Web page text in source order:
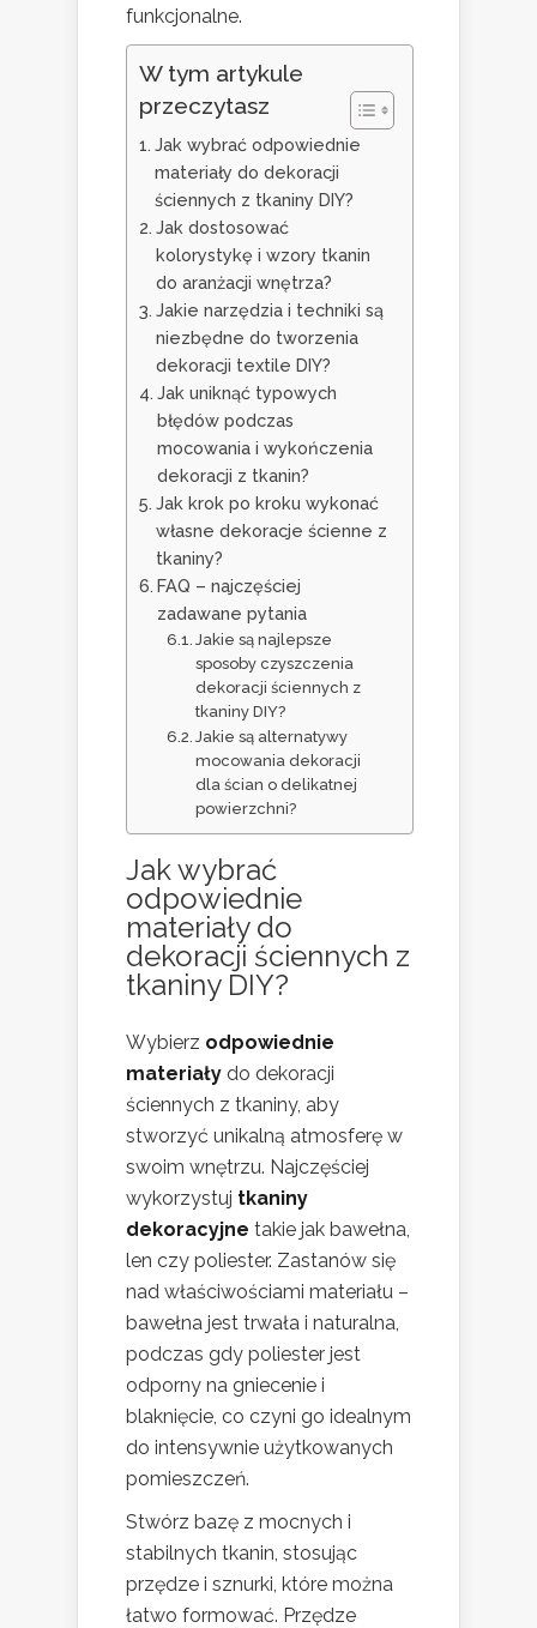
funkcjonalne.
W tym artykule
przeczytasz
Jak wybrać odpowiednie
materiały do dekoracji
ściennych z tkaniny DIY?
Jak dostosować
kolorystykę i wzory tkanin
do aranżacji wnętrza?
Jakie narzędzia i techniki są
niezbędne do tworzenia
dekoracji textile DIY?
Jak uniknąć typowych
błędów podczas
mocowania i wykończenia
dekoracji z tkanin?
Jak krok po kroku wykonać
własne dekoracje ścienne z
tkaniny?
FAQ – najczęściej
zadawane pytania
Jakie są najlepsze
sposoby czyszczenia
dekoracji ściennych z
tkaniny DIY?
Jakie są alternatywy
mocowania dekoracji
dla ścian o delikatnej
powierzchni?
Jak wybrać
odpowiednie
materiały do
dekoracji ściennych z
tkaniny DIY?
Wybierz odpowiednie
materiały do dekoracji
ściennych z tkaniny, aby
stworzyć unikalną atmosferę w
swoim wnętrzu. Najczęściej
wykorzystuj tkaniny
dekoracyjne takie jak bawełna,
len czy poliester. Zastanów się
nad właściwościami materiału –
bawełna jest trwała i naturalna,
podczas gdy poliester jest
odporny na gniecenie i
blaknięcie, co czyni go idealnym
do intensywnie użytkowanych
pomieszczeń.
Stwórz bazę z mocnych i
stabilnych tkanin, stosując
przędze i sznurki, które można
łatwo formować. Przędze